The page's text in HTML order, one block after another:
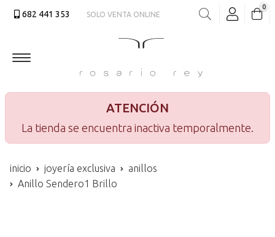
682 441 353
SOLO VENTA ONLINE
Buscar
0
ATENCIÓN
La tienda se encuentra inactiva temporalmente.
inicio joyería exclusiva
anillos
Anillo Sendero1 Brillo